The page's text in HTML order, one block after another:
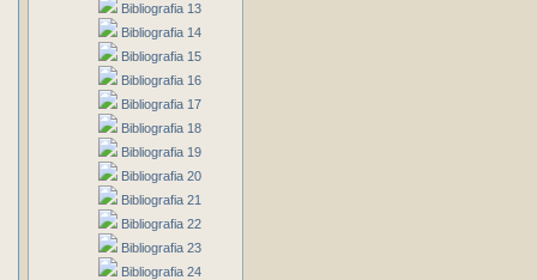
Bibliografia 13
Bibliografia 14
Bibliografia 15
Bibliografia 16
Bibliografia 17
Bibliografia 18
Bibliografia 19
Bibliografia 20
Bibliografia 21
Bibliografia 22
Bibliografia 23
Bibliografia 24